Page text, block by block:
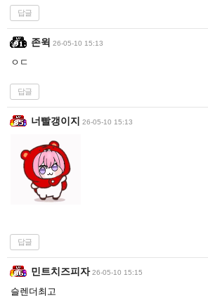
답글
존윅 26-05-10 15:13
ㅇㄷ
답글
너빨갱이지 26-05-10 15:13
답글
민트치즈피자 26-05-10 15:15
슬렌더최고